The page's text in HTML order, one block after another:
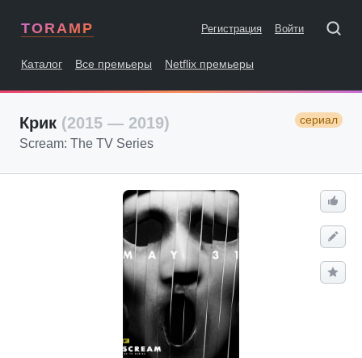
TORAMP Регистрация Войти
Каталог Все премьеры Netflix премьеры
Крик (2015 — 2019) сериал
Scream: The TV Series